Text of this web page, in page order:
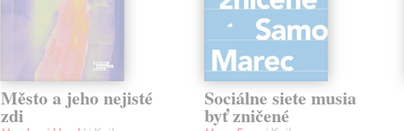
Město a jeho nejisté
zdi
Sociálne siete musia
byť zničené